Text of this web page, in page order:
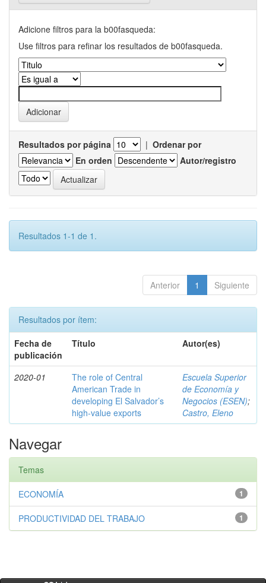
Adicione filtros para la b00fasqueda:
Use filtros para refinar los resultados de b00fasqueda.
Resultados por página | Ordenar por
En orden
Autor/registro
Resultados 1-1 de 1.
Anterior 1 Siguiente
Resultados por ítem:
Fecha de
publicación
Título Autor(es)
2020-01
The role of Central
American Trade in
developing El Salvador’s
high-value exports
Escuela Superior
de Economía y
Negocios (ESEN);
Castro, Eleno
Navegar
Temas
1
ECONOMÍA
1
PRODUCTIVIDAD DEL TRABAJO